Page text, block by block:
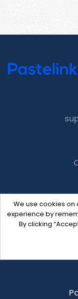
We use cookies on
experience by
By clicking